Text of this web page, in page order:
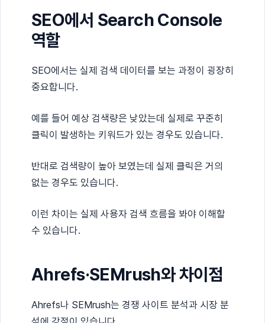
SEO에서 Search Console
역할
SEO에서는 실제 검색 데이터를 보는 과정이 굉장히
중요합니다.
예를 들어 예상 검색량은 낮았는데 실제로 꾸준히
클릭이 발생하는 키워드가 있는 경우도 있습니다.
반대로 검색량이 높아 보였는데 실제 클릭은 거의
없는 경우도 있습니다.
이런 차이는 실제 사용자 검색 흐름을 봐야 이해할
수 있습니다.
Ahrefs·SEMrush와 차이점
Ahrefs나 SEMrush는 경쟁 사이트 분석과 시장 분